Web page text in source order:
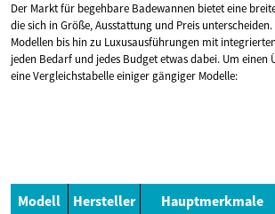
Der Markt für begehbare Badewannen bietet eine
die sich in Größe, Ausstattung und Preis
Modellen bis hin zu Luxusausführungen mit
jeden Bedarf und jedes Budget etwas dabei. Um einen
eine Vergleichstabelle einiger gängiger Modelle:
Modell Hersteller Hauptmerkmale